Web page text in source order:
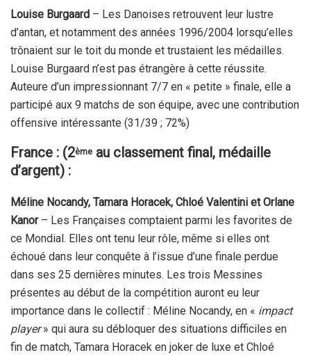
Louise Burgaard – Les Danoises retrouvent leur lustre
d’antan, et notamment des années 1996/2004 lorsqu’elles
trônaient sur le toit du monde et trustaient les médailles.
Louise Burgaard n’est pas étrangère à cette réussite.
Auteure d’un impressionnant 7/7 en « petite » finale, elle a
participé aux 9 matchs de son équipe, avec une contribution
offensive intéressante (31/39 ; 72%)
France : (2ème au classement final, médaille
d’argent) :
Méline Nocandy, Tamara Horacek, Chloé Valentini et Orlane
Kanor– Les Françaises comptaient parmi les favorites de
ce Mondial. Elles ont tenu leur rôle, même si elles ont
échoué dans leur conquête à l’issue d’une finale perdue
dans ses 25 dernières minutes. Les trois Messines
présentes au début de la compétition auront eu leur
importance dans le collectif : Méline Nocandy, en « impact
player» qui aura su débloquer des situations difficiles en
fin de match, Tamara Horacek en joker de luxe et Chloé